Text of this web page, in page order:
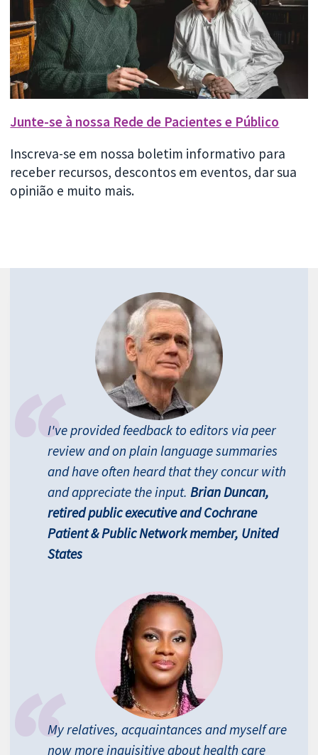
Junte-se à nossa Rede de Pacientes e Público
Inscreva-se em nossa boletim informativo para
receber recursos, descontos em eventos, dar sua
opinião e muito mais.
I've provided feedback to editors via peer
review and on plain language summaries
and have often heard that they concur with
and appreciate the input. Brian Duncan,
retired public executive and Cochrane
Patient & Public Network member, United
States
My relatives, acquaintances and myself are
now more inquisitive about health care